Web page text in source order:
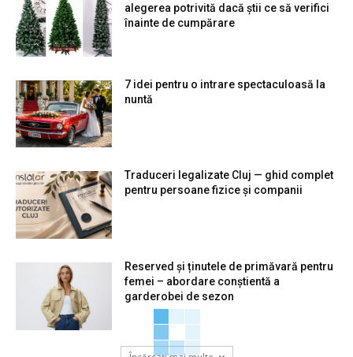
alegerea potrivită dacă știi ce să verifici
înainte de cumpărare
7 idei pentru o intrare spectaculoasă la
nuntă
Traduceri legalizate Cluj — ghid complet
pentru persoane fizice și companii
Reserved și ținutele de primăvară pentru
femei – abordare conștientă a
garderobei de sezon